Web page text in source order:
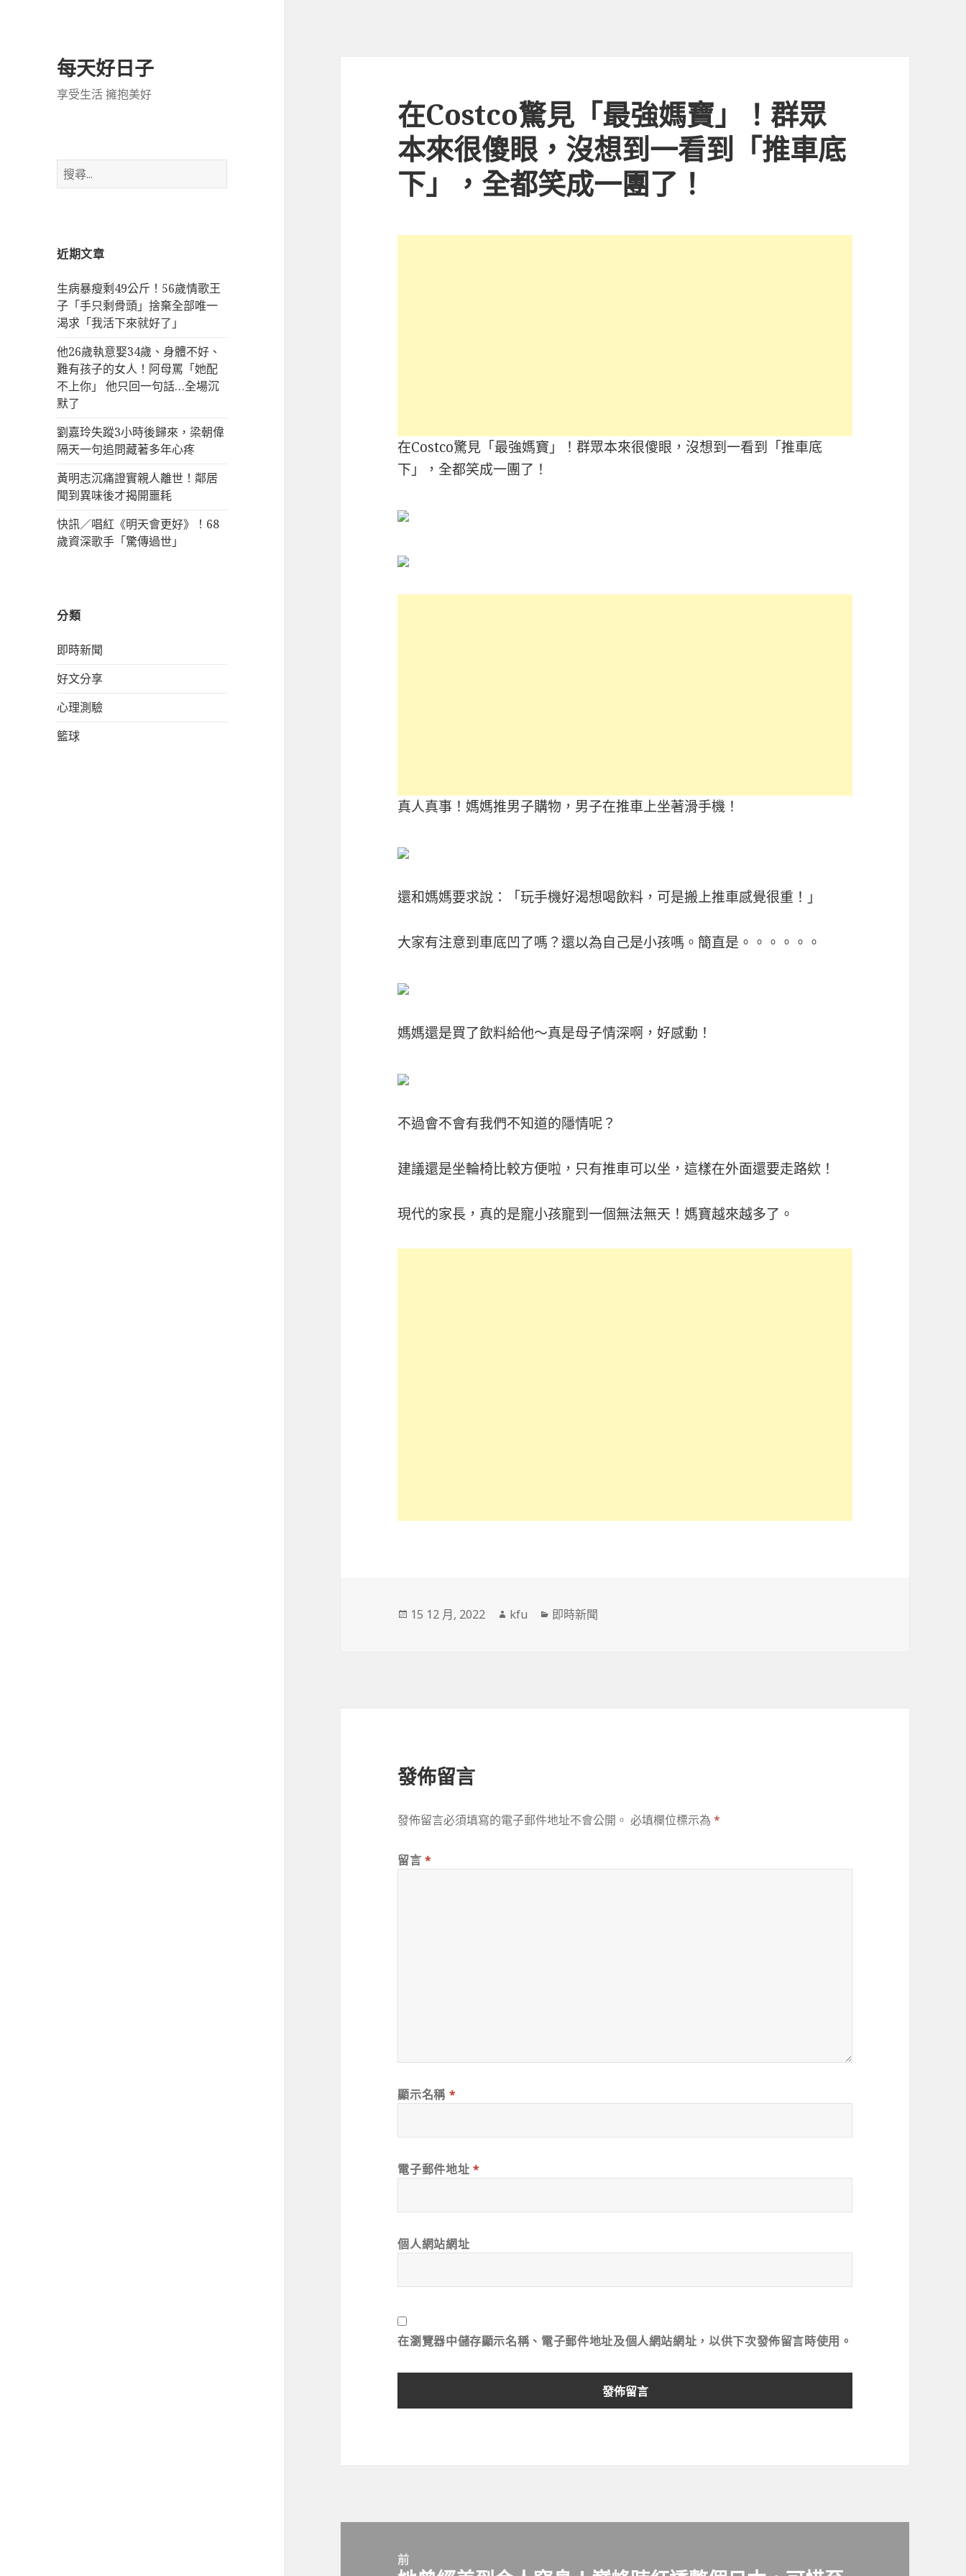
每天好日子
享受生活 擁抱美好
搜
尋
近期文章
生病暴瘦剩49公斤！56歲情歌王
子「手只剩骨頭」捨棄全部唯一
渴求「我活下來就好了」
他26歲執意娶34歲、身體不好、
難有孩子的女人！阿母罵「她配
不上你」 他只回一句話…全場沉
默了
劉嘉玲失蹤3小時後歸來，梁朝偉
隔天一句追問藏著多年心疼
黃明志沉痛證實親人離世！鄰居
聞到異味後才揭開噩耗
快訊／唱紅《明天會更好》！68
歲資深歌手「驚傳過世」
分類
即時新聞
好文分享
心理測驗
籃球
在Costco驚見「最強媽寶」！群眾
本來很傻眼，沒想到一看到「推車底
下」，全都笑成一團了！
在Costco驚見「最強媽寶」！群眾本來很傻眼，沒想到一看到「推車底
下」，全都笑成一團了！
真人真事！媽媽推男子購物，男子在推車上坐著滑手機！
還和媽媽要求說：「玩手機好渴想喝飲料，可是搬上推車感覺很重！」
大家有注意到車底凹了嗎？還以為自己是小孩嗎。簡直是。。。。。。
媽媽還是買了飲料給他～真是母子情深啊，好感動！
不過會不會有我們不知道的隱情呢？
建議還是坐輪椅比較方便啦，只有推車可以坐，這樣在外面還要走路欸！
現代的家長，真的是寵小孩寵到一個無法無天！媽寶越來越多了。
發
15 12 月, 2022
作
kfu
分
即時新聞
發佈留言
發佈留言必須填寫的電子郵件地址不會公開。 必填欄位標示為*
留言*
顯示名稱 *
電子郵件地址 *
個人網站網址
在瀏覽器中儲存顯示名稱、電子郵件地址及個人網站網址，以供下次發佈留言時使用。
前